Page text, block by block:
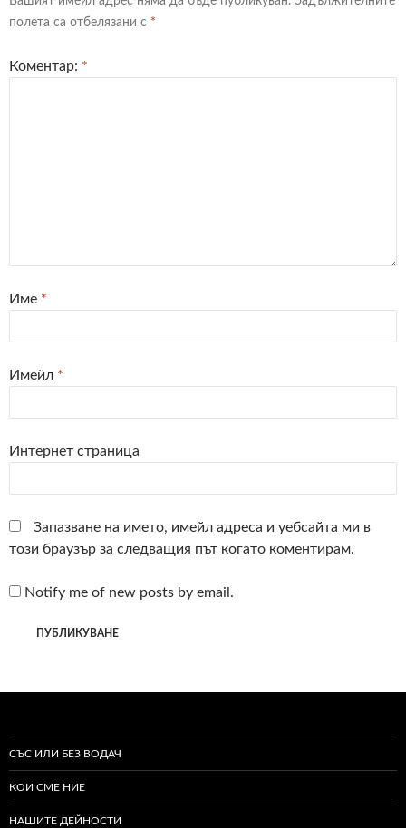
полета са отбелязани с *
Коментар: *
Име *
Имейл *
Интернет страница
Запазване на името, имейл адреса и уебсайта ми в
този браузър за следващия път когато коментирам.
Notify me of new posts by email.
СЪС ИЛИ БЕЗ ВОДАЧ
КОИ СМЕ НИЕ
НАШИТЕ ДЕЙНОСТИ